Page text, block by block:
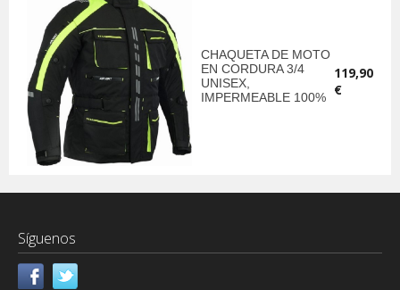
CHAQUETA DE MOTO
EN CORDURA 3/4
UNISEX,
IMPERMEABLE 100%
119,90
€
Síguenos